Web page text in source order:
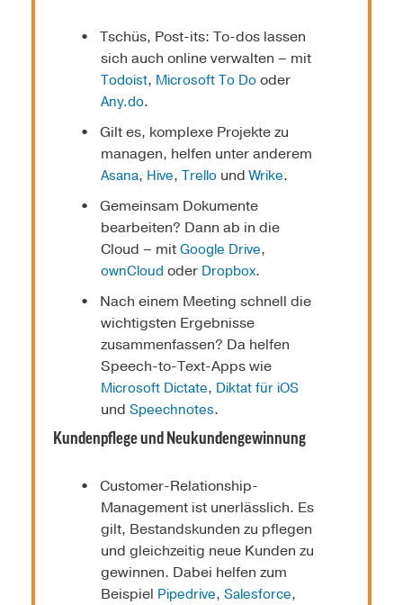
Tschüs, Post-its: To-dos lassen
sich auch online verwalten – mit
Todoist, Microsoft To Do oder
Any.do.
Gilt es, komplexe Projekte zu
managen, helfen unter anderem
Asana, Hive, Trello undWrike.
Gemeinsam Dokumente
bearbeiten? Dann ab in die
Cloud – mit Google Drive,
ownCloud oder Dropbox.
Nach einem Meeting schnell die
wichtigsten Ergebnisse
zusammenfassen? Da helfen
Speech-to-Text-Apps wie
Microsoft Dictate, Diktat für iOS
und Speechnotes.
Kundenpflege und Neukundengewinnung
Customer-Relationship-
Management ist unerlässlich. Es
gilt, Bestandskunden zu pflegen
und gleichzeitig neue Kunden zu
gewinnen. Dabei helfen zum
Beispiel Pipedrive, Salesforce,